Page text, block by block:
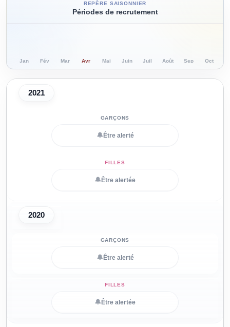
REPÈRE SAISONNIER
Périodes de recrutement
Jan Fév Mar Avr Mai Juin Juil Août Sep Oct
2021
🔔 Être alerté
🔔 Être alertée
2020
🔔 Être alerté
🔔 Être alertée